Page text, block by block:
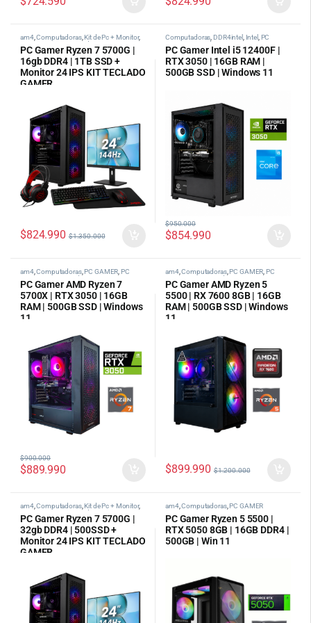
am4,Computadoras,Kit de Pc + Monitor,
tipos de pc categoria
PC Gamer Ryzen 7 5700G |
16gb DDR4 | 1TB SSD +
Monitor 24 IPS KIT TECLADO
GAMER
$824.990 $1.350.000
Computadoras ,DDR4intel Intel PC
tipos de pc categoria
PC Gamer Intel i5 12400F |
RTX 3050 | 16GB RAM |
500GB SSD | Windows 11
$854.990
$950.000
am4,Computadoras,PC GAMER ,PC
tipos de pc categoria
PC Gamer AMD Ryzen 7
5700X | RTX 3050 | 16GB
RAM | 500GB SSD | Windows
11
$889.990
$900.000
am4,Computadoras,PC GAMER ,PC
tipos de pc categoria
PC Gamer AMD Ryzen 5
5500 | RX 7600 8GB | 16GB
RAM | 500GB SSD | Windows
11
$899.990 $1.200.000
am4,Computadoras,Kit de Pc + Monitor,
tipos de pc categoria
PC Gamer Ryzen 7 5700G |
32gb DDR4 | 500SSD +
Monitor 24 IPS KIT TECLADO
GAMER
am4,Computadoras,PC GAMER
PC Gamer Ryzen 5 5500 |
RTX 5050 8GB | 16GB DDR4 |
500GB | Win 11